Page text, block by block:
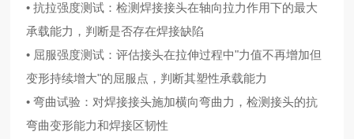
• 抗拉强度测试：检测焊接接头在轴向拉力作用下的最大
承载能力，判断是否存在焊接缺陷
• 屈服强度测试：评估接头在拉伸过程中"力值不再增加但
变形持续增大"的屈服点，判断其塑性承载能力
• 弯曲试验：对焊接接头施加横向弯曲力，检测接头的抗
弯曲变形能力和焊接区韧性